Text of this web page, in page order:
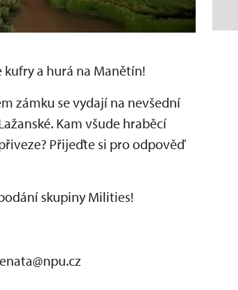
a hurá na Manětín!
zámku se vydají na nevšední
Kam všude hraběcí
Přijeďte si pro odpověď
skupiny Milities!